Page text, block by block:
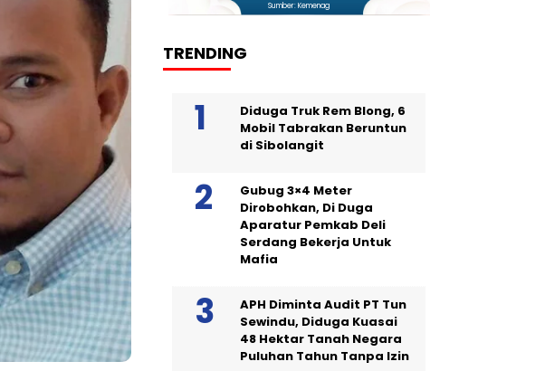
Sumber: Kemenag
TRENDING
Diduga Truk Rem Blong, 6
Mobil Tabrakan Beruntun
di Sibolangit
Gubug 3×4 Meter
Dirobohkan, Di Duga
Aparatur Pemkab Deli
Serdang Bekerja Untuk
Mafia
APH Diminta Audit PT Tun
Sewindu, Diduga Kuasai
48 Hektar Tanah Negara
Puluhan Tahun Tanpa Izin